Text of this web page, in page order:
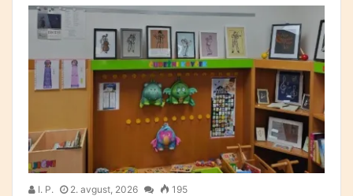
I. P. 2. avgust, 2026 195